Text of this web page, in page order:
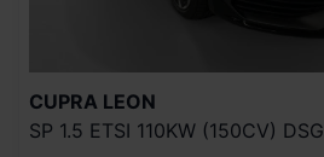
CUPRA LEON
SP 1.5 ETSI 110KW (150CV) DSG